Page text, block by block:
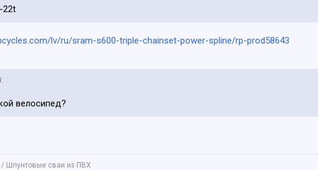
22t
lv/ru/sram-s600-triple-chainset-power-spline/rp-prod58643
велосипед?
Шпунтовые сваи из ПВХ